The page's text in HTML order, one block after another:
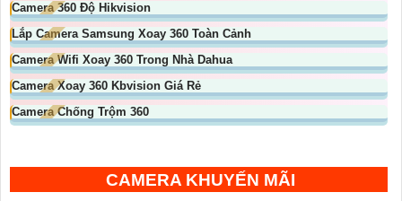
Camera 360 Độ Hikvision
Lắp Camera Samsung Xoay 360 Toàn Cảnh
Camera Wifi Xoay 360 Trong Nhà Dahua
Camera Xoay 360 Kbvision Giá Rẻ
Camera Chống Trộm 360
CAMERA KHUYẾN MÃI